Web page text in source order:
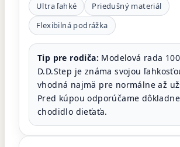
Ultra ľahké
Priedušný materiál
Flexibilná podrážka
Tip pre rodiča: Modelová rada
D.D.Step je známa svojou
vhodná najmä pre normálne až
Pred kúpou odporúčame
chodidlo dieťaťa.